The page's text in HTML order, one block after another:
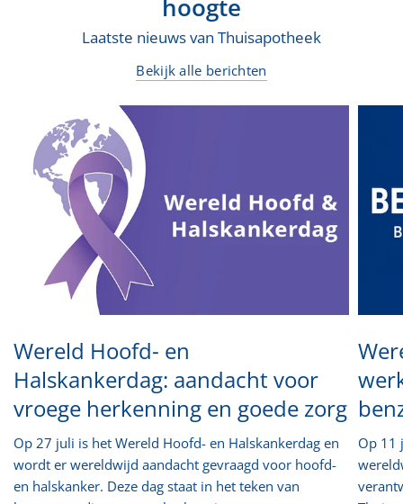
Laatste nieuws van Thuisapotheek
Bekijk alle berichten
Halskankerdag: aandacht voor
vroege herkenning en goede zorg
Op 27 juli is het Wereld Hoofd- en Halskankerdag en
wordt er wereldwijd aandacht gevraagd voor hoofd-
en halskanker. Deze dag staat in het teken van
bewustwording, vroege herkenning en...